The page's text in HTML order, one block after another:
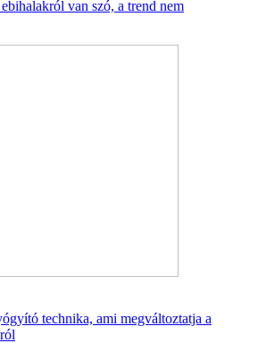
van szó, a trend nem
technika, ami megváltoztatja a